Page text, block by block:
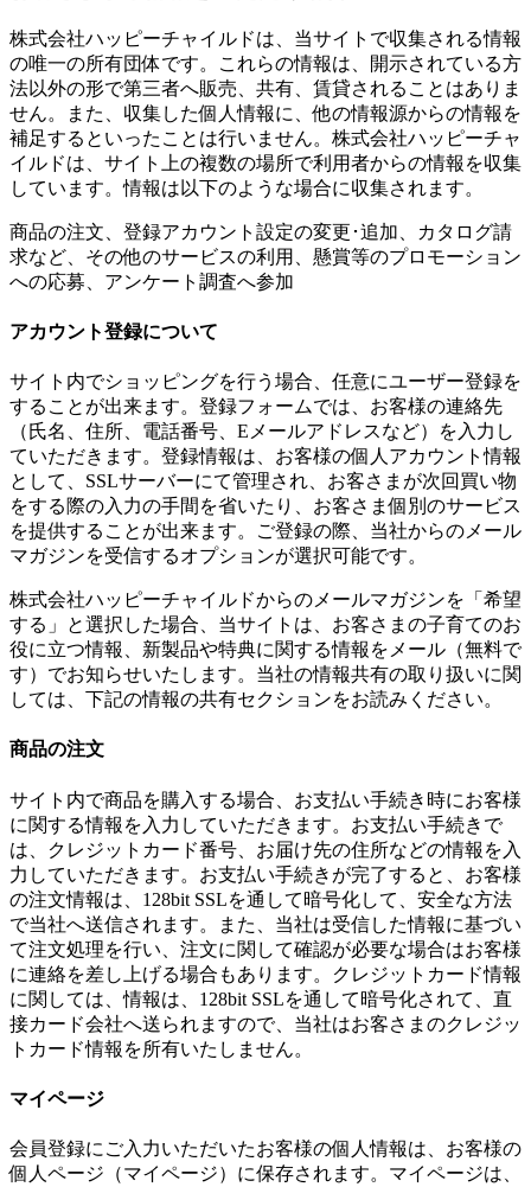
株式会社ハッピーチャイルドは、当サイトで収集される情報
の唯一の所有団体です。これらの情報は、開示されている方
法以外の形で第三者へ販売、共有、賃貸されることはありま
せん。また、収集した個人情報に、他の情報源からの情報を
補足するといったことは行いません。株式会社ハッピーチャ
イルドは、サイト上の複数の場所で利用者からの情報を収集
しています。情報は以下のような場合に収集されます。
商品の注文、登録アカウント設定の変更･追加、カタログ請
求など、その他のサービスの利用、懸賞等のプロモーション
への応募、アンケート調査へ参加
アカウント登録について
サイト内でショッピングを行う場合、任意にユーザー登録を
することが出来ます。登録フォームでは、お客様の連絡先
（氏名、住所、電話番号、Eメールアドレスなど）を入力し
ていただきます。登録情報は、お客様の個人アカウント情報
として、SSLサーバーにて管理され、お客さまが次回買い物
をする際の入力の手間を省いたり、お客さま個別のサービス
を提供することが出来ます。ご登録の際、当社からのメール
マガジンを受信するオプションが選択可能です。
株式会社ハッピーチャイルドからのメールマガジンを「希望
する」と選択した場合、当サイトは、お客さまの子育てのお
役に立つ情報、新製品や特典に関する情報をメール（無料で
す）でお知らせいたします。当社の情報共有の取り扱いに関
しては、下記の情報の共有セクションをお読みください。
商品の注文
サイト内で商品を購入する場合、お支払い手続き時にお客様
に関する情報を入力していただきます。お支払い手続きで
は、クレジットカード番号、お届け先の住所などの情報を入
力していただきます。お支払い手続きが完了すると、お客様
の注文情報は、128bit SSLを通して暗号化して、安全な方法
で当社へ送信されます。また、当社は受信した情報に基づい
て注文処理を行い、注文に関して確認が必要な場合はお客様
に連絡を差し上げる場合もあります。クレジットカード情報
に関しては、情報は、128bit SSLを通して暗号化されて、直
接カード会社へ送られますので、当社はお客さまのクレジッ
トカード情報を所有いたしません。
マイページ
会員登録にご入力いただいたお客様の個人情報は、お客様の
個人ページ（マイページ）に保存されます。マイページは、